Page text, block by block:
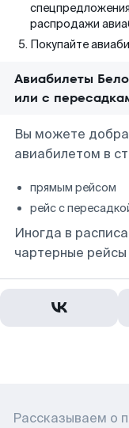
распродажи
Покупайте
Авиабилеты
или с
Вы можете
авиабилетом в
прямым рейсом
рейс с
Иногда в
чартерные рейсы
Рассказываем о